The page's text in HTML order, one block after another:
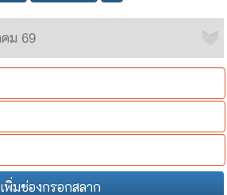
เพิ่มช่องกรอกสลาก